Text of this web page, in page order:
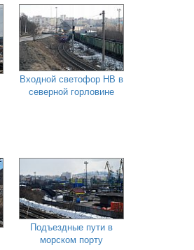
Входной светофор НВ в
северной горловине
Подъездные пути в
морском порту